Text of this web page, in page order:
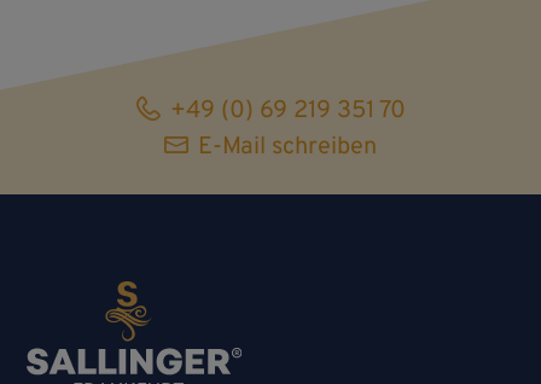
+49 (0) 69 219 351 70
E-Mail schreiben